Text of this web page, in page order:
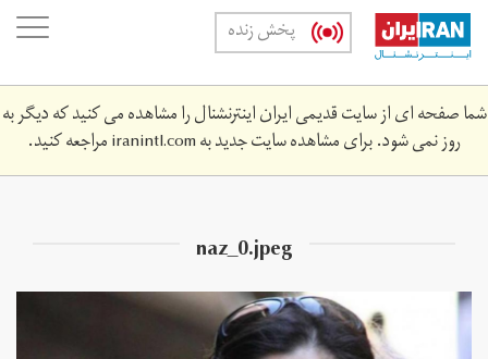
Skip
main
content
پخش زنده
شما صفحه ای از سایت قدیمی ایران اینترنشنال را مشاهده می کنید که دیگر به
روز نمی شود. برای مشاهده سایت جدید بهiranintl.comمراجعه کنید.
naz_0.jpeg